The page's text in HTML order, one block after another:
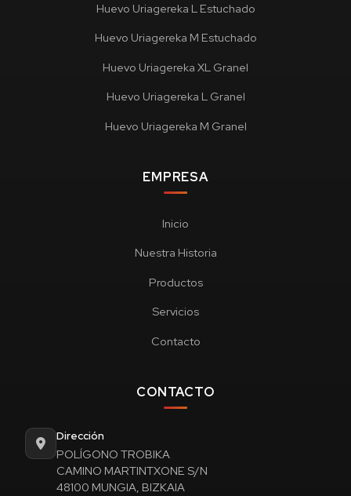
Huevo Uriagereka L Estuchado
Huevo Uriagereka M Estuchado
Huevo Uriagereka XL Granel
Huevo Uriagereka L Granel
Huevo Uriagereka M Granel
EMPRESA
Inicio
Nuestra Historia
Productos
Servicios
Contacto
CONTACTO
Dirección
POLÍGONO TROBIKA
CAMINO MARTINTXONE S/N
48100 MUNGIA, BIZKAIA